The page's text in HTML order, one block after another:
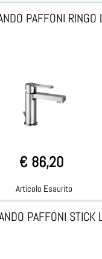
PAFFONI RINGO
€ 86,20
Articolo Esaurito
PAFFONI STICK